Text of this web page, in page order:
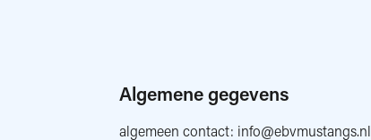
Algemene gegevens
algemeen contact: info@ebvmustangs.nl